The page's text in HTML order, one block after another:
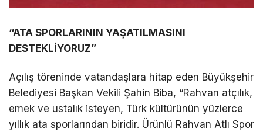
“ATA SPORLARININ YAŞATILMASINI
DESTEKLİYORUZ”
Açılış töreninde vatandaşlara hitap eden Büyükşehir
Belediyesi Başkan Vekili Şahin Biba, “Rahvan atçılık,
emek ve ustalık isteyen, Türk kültürünün yüzlerce
yıllık ata sporlarından biridir. Ürünlü Rahvan Atlı Spor